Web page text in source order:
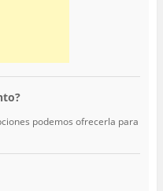
podemos ofrecerla para